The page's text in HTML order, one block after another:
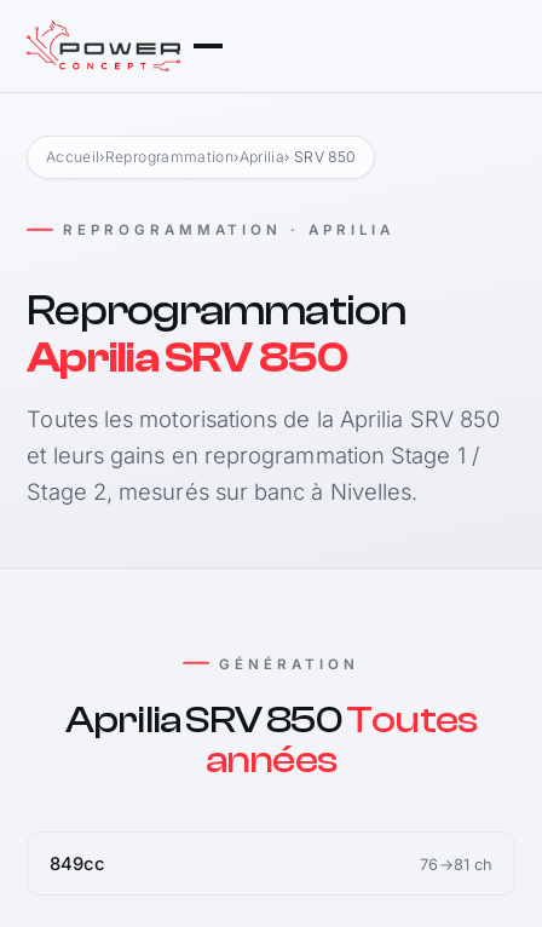
Accueil›Reprogrammation›Aprilia› SRV 850
REPROGRAMMATION · APRILIA
Reprogrammation
Aprilia SRV 850
Toutes les motorisations de la Aprilia SRV 850
et leurs gains en reprogrammation Stage 1 /
Stage 2, mesurés sur banc à Nivelles.
GÉNÉRATION
Aprilia SRV 850Toutes
années
849cc 76→81 ch